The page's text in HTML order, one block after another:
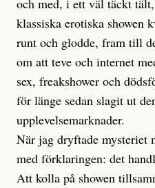
och med, i ett väl täckt
klassiska erotiska showen
runt och glodde, fram till
om att teve och internet
sex, freakshower och
för länge sedan slagit ut
upplevelsemarknader.
När jag dryftade mysteriet
med förklaringen: det
Att kolla på showen